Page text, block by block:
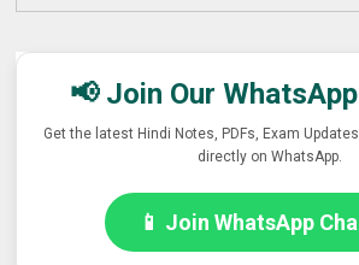
📢 Join Our WhatsApp
Get the latest Hindi Notes, PDFs, Exam
directly on WhatsApp.
📱 Join WhatsApp